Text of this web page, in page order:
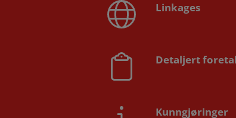
Linkages
Detaljert
Kunngjøringer